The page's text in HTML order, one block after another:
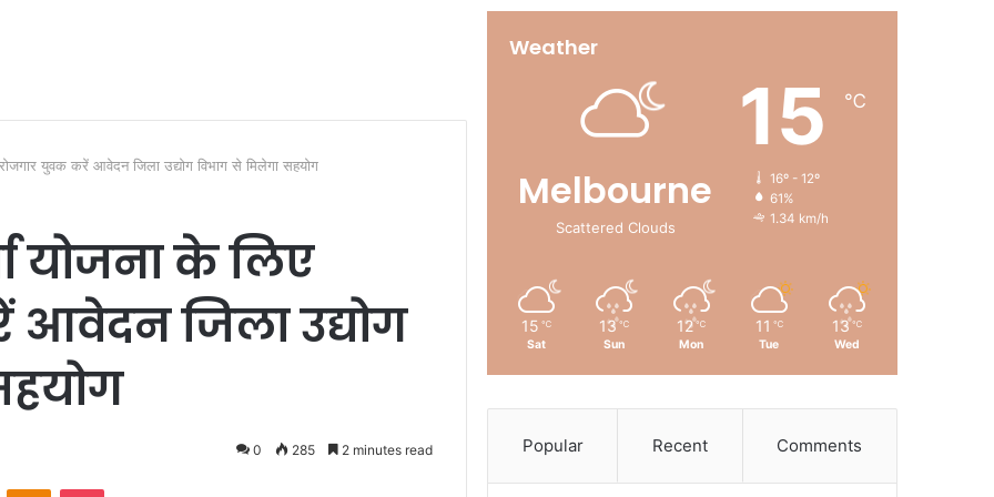
युवक करें आवेदन जिला उद्योग विभाग से मिलेगा सहयोग
योजना के लिए
जिला उद्योग
0 285 2 minutes read
Weather
Melbourne
Scattered Clouds
15 ℃
16º - 12º
61%
1.34 km/h
15 ℃
Sat
13 ℃
Sun
12 ℃
Mon
11 ℃
Tue
13 ℃
Wed
Popular Recent Comments